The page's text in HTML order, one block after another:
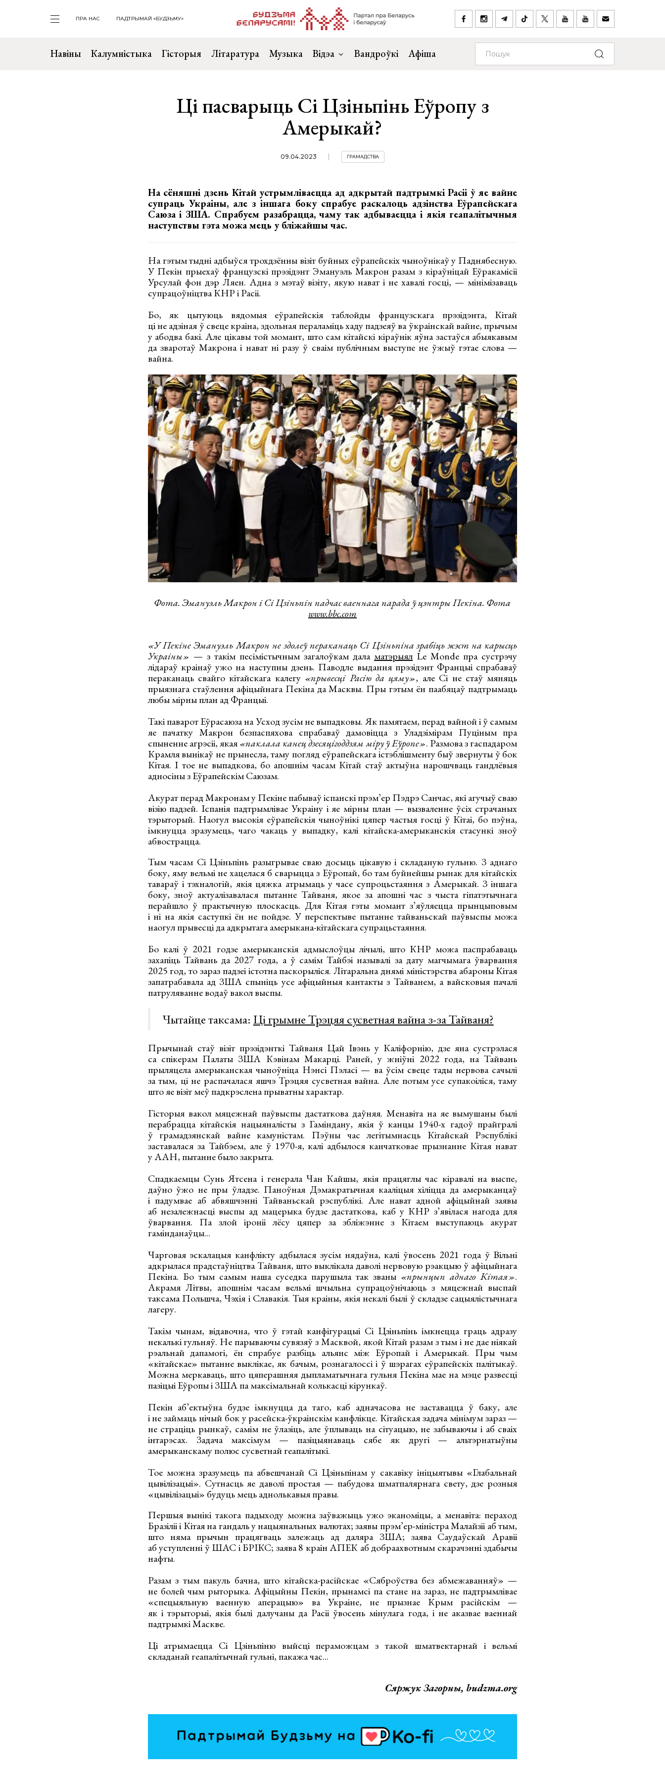
ПРА НАС ПАДТРЫМАЙ «БУДЗЬМУ»
Навіны Калумністыка Гісторыя Літаратура Музыка Відэа Вандроўкі Афіша
Ці пасварыць Сі Цзіньпінь Еўропу з
Амерыкай?
09.04.2023 ГРАМАДСТВА
На сёняшні дзень Кітай устрымліваецца ад адкрытай падтрымкі Расіі ў яе вайне
супраць Украіны, але з іншага боку спрабуе раскалоць адзінства Еўрапейскага
Саюза і ЗША. Спрабуем разабрацца, чаму так адбываецца і якія геапалітычныя
наступствы гэта можа мець у бліжайшы час.
На гэтым тыдні адбыўся трохдзённы візіт буйных еўрапейскіх чыноўнікаў у Паднябесную.
У Пекін прыехаў французскі прэзідэнт Эмануэль Макрон разам з кіраўніцай Еўракамісіі
Урсулай фон дэр Ляен. Адна з мэтаў візіту, якую нават і не хавалі госці, — мінімізаваць
супрацоўніцтва КНР і Расіі.
Бо, як цытуюць вядомыя еўрапейскія таблойды французскага прэзідэнта, Кітай
ці не адзіная ў свеце краіна, здольная пераламіць хаду падзеяў ва ўкраінскай вайне, прычым
у абодва бакі. Але цікавы той момант, што сам кітайскі кіраўнік яўна застаўся абыякавым
да зваротаў Макрона і нават ні разу ў сваім публічным выступе не ўжыў гэтае слова —
вайна.
Фота. Эмануэль Макрон і Сі Цзіньпін падчас ваеннага парада ў цэнтры Пекіна. Фота
www.bbc.com
«У Пекіне Эмануэль Макрон не здолеў пераканаць Сі Цзіньпіна зрабіць жэст на карысць
Украіны» — з такім песімістычным загалоўкам даламатэрыял Le Monde пра сустрэчу
лідараў краінаў ужо на наступны дзень. Паводле выдання прэзідэнт Францыі спрабаваў
пераканаць свайго кітайскага калегу «прывесці Расію да цяму», але Сі не стаў мяняць
прыязнага стаўлення афіцыйнага Пекіна да Масквы. Пры гэтым ён паабяцаў падтрымаць
любы мірны план ад Францыі.
Такі паварот Еўрасаюза на Усход зусім не выпадковы. Як памятаем, перад вайной і ў самым
яе пачатку Макрон безпаспяхова спрабаваў дамовіцца з Уладзімірам Пуціным пра
спыненне агрэсіі, якая«паклала канец дзесяцігоддзям міру ў Еўропе». Размова з гаспадаром
Крамля вынікаў не прынесла, таму погляд еўрапейскага істэблішменту быў звернуты ў бок
Кітая. І тое не выпадкова, бо апошнім часам Кітай стаў актыўна нарошчваць гандлёвыя
адносіны з Еўрапейскім Саюзам.
Акурат перад Макронам у Пекіне пабываў іспанскі прэм’ер Пэдрэ Санчас, які агучыў сваю
візію падзей. Іспанія падтрымлівае Украіну і яе мірны план — вызваленне ўсіх страчаных
тэрыторый. Наогул высокія еўрапейскія чыноўнікі цяпер частыя госці ў Кітаі, бо пэўна,
імкнуцца зразумець, чаго чакаць у выпадку, калі кітайска-амерыканскія стасункі зноў
абвострацца.
Тым часам Сі Цзіньпінь разыгрывае сваю досыць цікавую і складаную гульню. З аднаго
боку, яму вельмі не хацелася б сварыцца з Еўропай, бо там буйнейшы рынак для кітайскіх
тавараў і тэхналогій, якія цяжка атрымаць у часе супроцьстаяння з Амерыкай. З іншага
боку, зноў актуалізавалася пытанне Тайваня, якое за апошні час з чыста гіпатэтычнага
перайшло ў практычную плоскасць. Для Кітая гэты момант з’яўляецца прынцыповым
і ні на якія саступкі ён не пойдзе. У перспектыве пытанне тайваньскай паўвыспы можа
наогул прывесці да адкрытага амерыкана-кітайскага супрацьстаяння.
Бо калі ў 2021 годзе амерыканскія адмыслоўцы лічылі, што КНР можа паспрабаваць
захапіць Тайвань да 2027 года, а ў самім Тайбэі называлі за дату магчымага ўварвання
2025 год, то зараз падзеі істотна паскорыліся. Літаральна днямі міністэрства абароны Кітая
запатрабавала ад ЗША спыніць усе афіцыйныя кантакты з Тайванем, а вайсковыя пачалі
патруляванне водаў вакол выспы.
Чытайце таксама: Ці грымне Трэцяя сусветная вайна з-за Тайваня?
Прычынай стаў візіт прэзідэнткі Тайваня Цай Івэнь у Каліфорнію, дзе яна сустрэлася
са спікерам Палаты ЗША Кэвінам Макарці. Раней, у жніўні 2022 года, на Тайвань
прыляцела амерыканская чыноўніца Нэнсі Пэласі — ва ўсім свеце тады нервова сачылі
за тым, ці не распачалася яшчэ Трэцяя сусветная вайна. Але потым усе супакоіліся, таму
што яе візіт меў падкрэслена прыватны характар.
Гісторыя вакол мяцежнай паўвыспы дастаткова даўняя. Менавіта на яе вымушаны былі
перабрацца кітайскія нацыяналісты з Гаміндану, якія ў канцы 1940-х гадоў прайгралі
ў грамадзянскай вайне камуністам. Пэўны час легітымнасць Кітайскай Рэспублікі
заставалася за Тайбэем, але ў 1970-я, калі адбылося канчатковае прызнанне Кітая нават
у ААН, пытанне было закрыта.
Спадкаемцы Сунь Ятсена і генерала Чан Кайшы, якія працяглы час кіравалі на выспе,
даўно ўжо не пры ўладзе. Паноўная Дэмакратычная кааліцыя хіліцца да амерыканцаў
і падумвае аб абвяшчэнні Тайваньскай рэспублікі. Але нават адной афіцыйнай заявы
аб незалежнасці выспы ад мацерыка будзе дастаткова, каб у КНР з’явілася нагода для
ўварвання. Па злой іроніі лёсу цяпер за збліжэнне з Кітаем выступаюць акурат
гамінданаўцы...
Чарговая эскалацыя канфлікту адбылася зусім нядаўна, калі ўвосень 2021 года ў Вільні
адкрылася прадстаўніцтва Тайваня, што выклікала даволі нервовую рэакцыю ў афіцыйнага
Пекіна. Бо тым самым наша суседка парушыла так званы «прынцып аднаго Кітая».
Акрамя Літвы, апошнім часам вельмі шчыльна супрацоўнічаюць з мяцежнай выспай
таксама Польшча, Чэхія і Славакія. Тыя краіны, якія некалі былі ў складзе сацыялістычнага
лагеру.
Такім чынам, відавочна, что ў гэтай канфігурацыі Сі Цзіньпінь імкнецца граць адразу
некалькі гульняў. Не парываючы сувязяў з Масквой, якой Кітай разам з тым і не дае ніякай
рэальнай дапамогі, ён спрабуе разбіць альянс між Еўропай і Амерыкай. Пры чым
«кітайскае» пытанне выклікае, як бачым, рознагалоссі і ў шэрагах еўрапейскіх палітыкаў.
Можна меркаваць, што цяперашняя дыпламатычнага гульня Пекіна мае на мэце развесці
пазіцыі Еўропы і ЗША па максімальнай колькасці кірункаў.
Пекін аб’ектыўна будзе імкнуцца да таго, каб адначасова не заставацца ў баку, але
і не займаць нічый бок у расейска-ўкраінскім канфлікце. Кітайская задача мінімум зараз —
не страціць рынкаў, самім не ўлазіць, але ўплываць на сітуацыю, не забываючы і аб сваіх
інтарэсах. Задача максімум — пазіцыянаваць сябе як другі — альтэрнатыўны
амерыканскаму полюс сусветнай геапалітыкі.
Тое можна зразумець па абвешчанай Сі Цзіньпінам у сакавіку ініцыятывы «Глабальнай
цывілізацыі». Сутнасць яе даволі простая — пабудова шматпалярнага свету, дзе розныя
«цывілізацыі» будуць мець аднолькавыя правы.
Першыя вынікі такога падыходу можна заўважыць ужо эканоміцы, а менавіта: пераход
Бразіліі і Кітая на гандаль у нацыянальных валютах; заявы прэм’ер-міністра Малайзіі аб тым,
што няма прычын працягваць залежаць ад даляра ЗША; заява Саудаўскай Аравіі
аб уступленні ў ШАС і БРІКС; заява 8 краін АПЕК аб добраахвотным скарачэнні здабычы
нафты.
Разам з тым пакуль бачна, што кітайска-расійскае «Сяброўства без абмежаванняў» —
не болей чым рыторыка. Афіцыйны Пекін, прынамсі па стане на зараз, не падтрымлівае
«спецыяльную ваенную аперацыю» ва Украіне, не прызнае Крым расійскім —
як і тэрыторыі, якія былі далучаны да Расіі ўвосень мінулага года, і не аказвае ваеннай
падтрымкі Маскве.
Ці атрымаецца Сі Цзіньпіню выйсці пераможцам з такой шматвектарнай і вельмі
складанай геапалітычнай гульні, пакажа час...
Сяржук Загорны, budzma.org